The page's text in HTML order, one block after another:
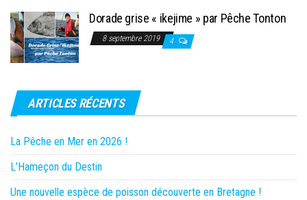
Dorade grise « ikejime » par Pêche Tonton
8 septembre 2019 4
ARTICLES RÉCENTS
La Pêche en Mer en 2026 !
L’Hameçon du Destin
Une nouvelle espèce de poisson découverte en Bretagne !